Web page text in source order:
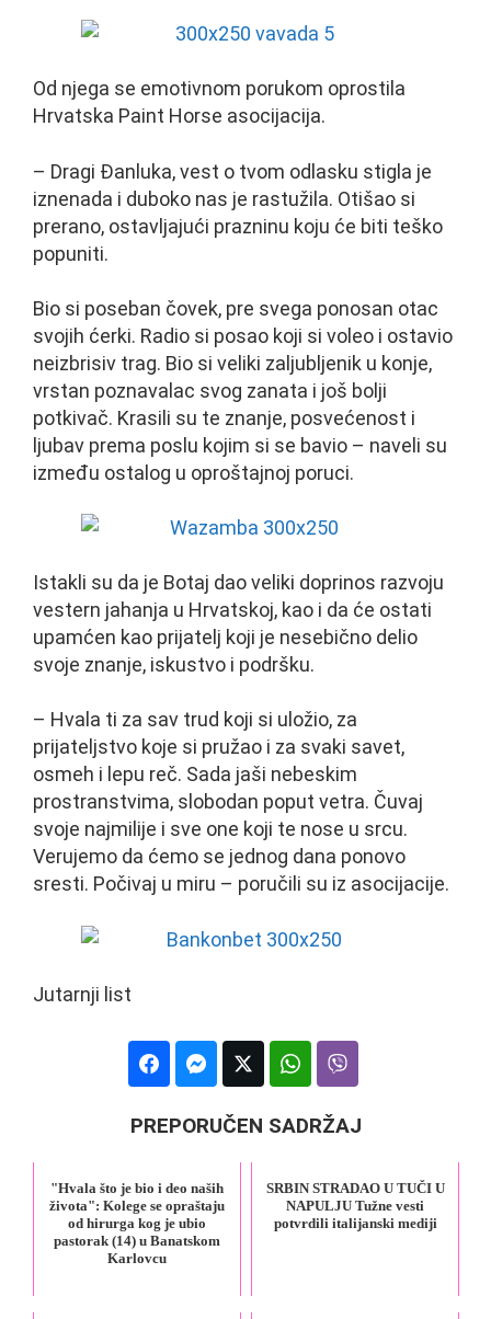
Od njega se emotivnom porukom oprostila
Hrvatska Paint Horse asocijacija.
– Dragi Đanluka, vest o tvom odlasku stigla je
iznenada i duboko nas je rastužila. Otišao si
prerano, ostavljajući prazninu koju će biti teško
popuniti.
Bio si poseban čovek, pre svega ponosan otac
svojih ćerki. Radio si posao koji si voleo i ostavio
neizbrisiv trag. Bio si veliki zaljubljenik u konje,
vrstan poznavalac svog zanata i još bolji
potkivač. Krasili su te znanje, posvećenost i
ljubav prema poslu kojim si se bavio – naveli su
između ostalog u oproštajnoj poruci.
Istakli su da je Botaj dao veliki doprinos razvoju
vestern jahanja u Hrvatskoj, kao i da će ostati
upamćen kao prijatelj koji je nesebično delio
svoje znanje, iskustvo i podršku.
– Hvala ti za sav trud koji si uložio, za
prijateljstvo koje si pružao i za svaki savet,
osmeh i lepu reč. Sada jaši nebeskim
prostranstvima, slobodan poput vetra. Čuvaj
svoje najmilije i sve one koji te nose u srcu.
Verujemo da ćemo se jednog dana ponovo
sresti. Počivaj u miru – poručili su iz asocijacije.
Jutarnji list
PREPORUČEN SADRŽAJ
"Hvala što je bio i deo naših
života": Kolege se opraštaju
od hirurga kog je ubio
pastorak (14) u Banatskom
Karlovcu
SRBIN STRADAO U TUČI U
NAPULJU Tužne vesti
potvrdili italijanski mediji